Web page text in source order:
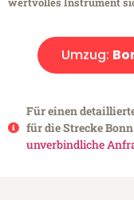
Umzug:
Für einen
für die Strecke
unverbindliche